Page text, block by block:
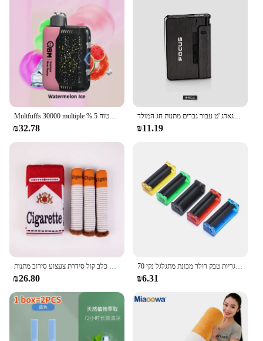
Multfuffs 30000 multiple % 5 מסנן אלקטרוני לעט בטוח
₪32.78
מארז סיגריות נייד אוטומטי מארז סיגריות 10 מחשבים מחזיק במקרה סיגריות לא קל הגאדג 'ט עבור גברים מתנות חג המולד
₪11.19
סיגריה יצירתית אינטראקטיבית מצחקקת צעצועים מצחצח צעצוע לועס מצחיקה עם כלב קול סידרת צעצוע סירוב מתנות
₪26.80
70 מ "מ קל ידנית סיגריות טבק רולר מכונת מתגלגל נקי
₪6.31